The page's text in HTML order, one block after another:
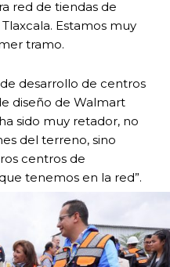
red de tiendas de
Estamos muy
tramo.
desarrollo de centros
diseño de Walmart
sido muy retador, no
del terreno, sino
centros de
tenemos en la red”.